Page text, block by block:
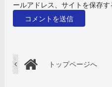
ールアドレス、サイトを保存す
トップページへ